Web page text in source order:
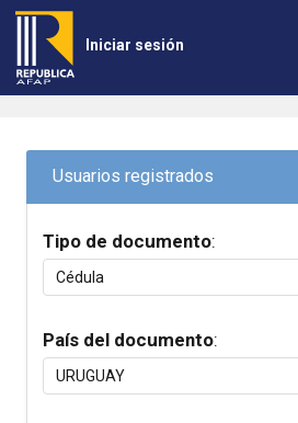
Iniciar sesión
Usuarios registrados
Tipo de documento:
País del documento: